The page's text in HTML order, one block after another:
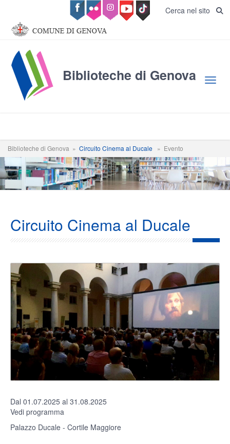
Salta al contenuto principale Cerca nel sito
Biblioteche di Genova
Biblioteche di Genova » Circuito Cinema al Ducale » Evento
Circuito Cinema al Ducale
Dal 01.07.2025 al 31.08.2025
Vedi programma
Palazzo Ducale - Cortile Maggiore